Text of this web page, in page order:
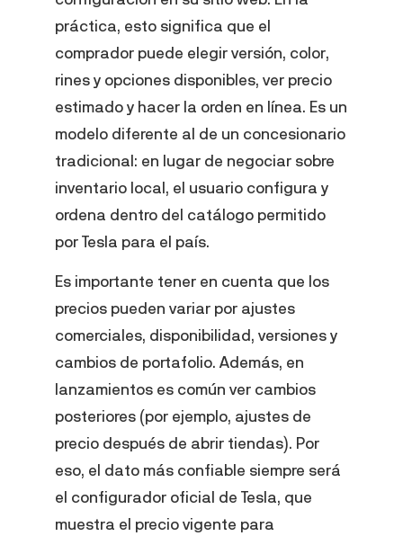
práctica, esto significa que el
comprador puede elegir versión, color,
rines y opciones disponibles, ver precio
estimado y hacer la orden en línea. Es un
modelo diferente al de un concesionario
tradicional: en lugar de negociar sobre
inventario local, el usuario configura y
ordena dentro del catálogo permitido
por Tesla para el país.
Es importante tener en cuenta que los
precios pueden variar por ajustes
comerciales, disponibilidad, versiones y
cambios de portafolio. Además, en
lanzamientos es común ver cambios
posteriores (por ejemplo, ajustes de
precio después de abrir tiendas). Por
eso, el dato más confiable siempre será
el configurador oficial de Tesla, que
muestra el precio vigente para